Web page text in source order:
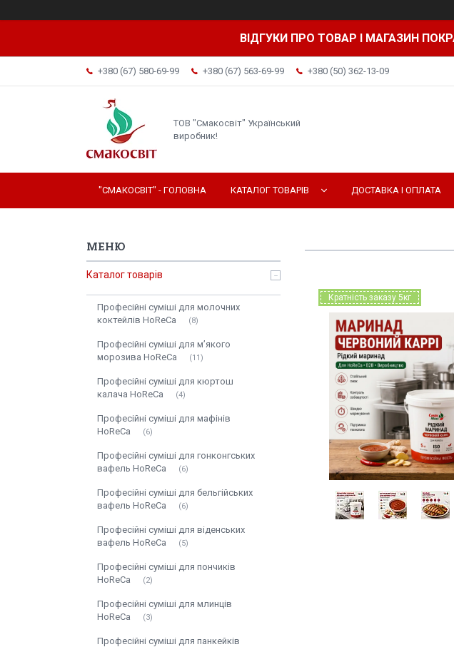
ВІДГУКИ ПРО ТОВАР І МАГАЗИН
+380 (67) 580-69-99 +380 (67) 563-69-99 +380 (50) 362-13-09
ТОВ "Смакосвіт" Український
виробник!
"СМАКОСВІТ" - ГОЛОВНА КАТАЛОГ ТОВАРІВ ДОСТАВКА І ОПЛАТА
Кратність заказу 5кг
Каталог товарів
Професійні суміші для молочних
коктейлів HoReCa
8
Професійні суміші для м’якого
морозива HoReCa
11
Професійні суміші для кюртош
калача HoReCa
4
Професійні суміші для мафінів
HoReCa
6
Професійні суміші для гонконгських
вафель HoReCa
6
Професійні суміші для бельгійських
вафель HoReCa
6
Професійні суміші для віденських
вафель HoReCa
5
Професійні суміші для пончиків
HoReCa
2
Професійні суміші для млинців
HoReCa
3
Професійні суміші для панкейків